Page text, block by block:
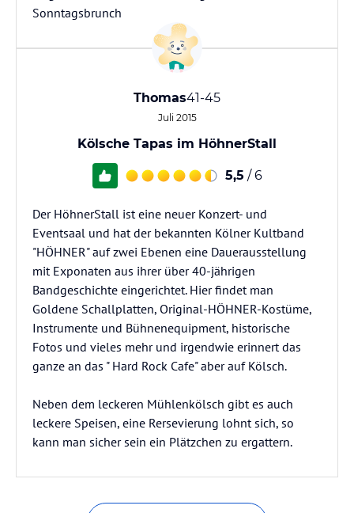
Sonntagsbrunch
Thomas41-45
Juli 2015
Kölsche Tapas im HöhnerStall
5,5 / 6
Der HöhnerStall ist eine neuer Konzert- und
Eventsaal und hat der bekannten Kölner Kultband
"HÖHNER" auf zwei Ebenen eine Dauerausstellung
mit Exponaten aus ihrer über 40-jährigen
Bandgeschichte eingerichtet. Hier findet man
Goldene Schallplatten, Original-HÖHNER-Kostüme,
Instrumente und Bühnenequipment, historische
Fotos und vieles mehr und irgendwie erinnert das
ganze an das " Hard Rock Cafe" aber auf Kölsch.
Neben dem leckeren Mühlenkölsch gibt es auch
leckere Speisen, eine Rersevierung lohnt sich, so
kann man sicher sein ein Plätzchen zu ergattern.